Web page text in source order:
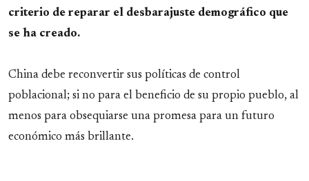
criterio de reparar el desbarajuste demográfico que
se ha creado.
China debe reconvertir sus políticas de control
poblacional; si no para el beneficio de su propio pueblo, al
menos para obsequiarse una promesa para un futuro
económico más brillante.